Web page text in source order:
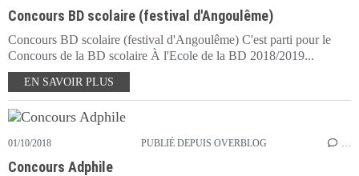
Concours BD scolaire (festival d'Angoulême)
Concours BD scolaire (festival d'Angoulême) C'est parti pour le
Concours de la BD scolaire À l'Ecole de la BD 2018/2019...
EN SAVOIR PLUS
01/10/2018 PUBLIÉ DEPUIS OVERBLOG
Concours Adphile